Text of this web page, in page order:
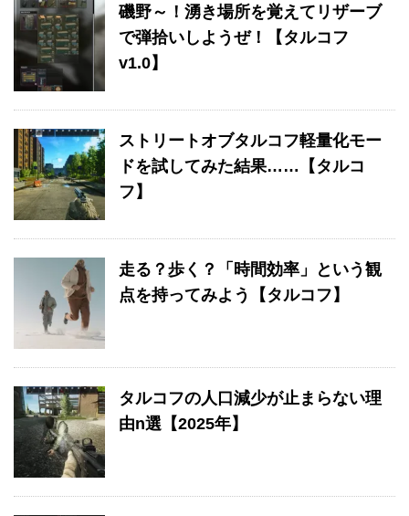
磯野～！湧き場所を覚えてリザーブ
で弾拾いしようぜ！【タルコフ
v1.0】
ストリートオブタルコフ軽量化モー
ドを試してみた結果……【タルコ
フ】
走る？歩く？「時間効率」という観
点を持ってみよう【タルコフ】
タルコフの人口減少が止まらない理
由n選【2025年】